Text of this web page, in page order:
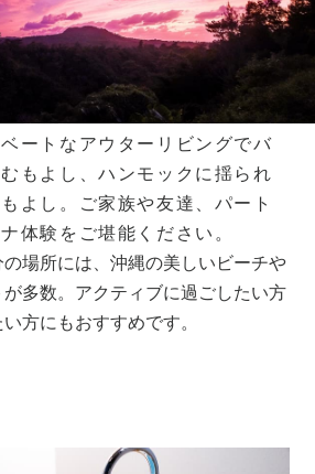
ートなアウターリビングでバ
もよし、ハンモックに揺られ
よし。ご家族や友達、パート
体験をご堪能ください。
場所には、沖縄の美しいビーチや
多数。アクティブに過ごしたい方
方にもおすすめです。